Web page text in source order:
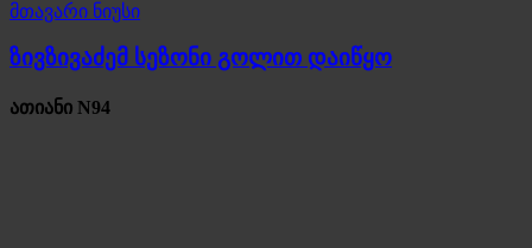
მთავარი ნიუსი
ზივზივაძემ სეზონი გოლით დაიწყო
ათიანი N94